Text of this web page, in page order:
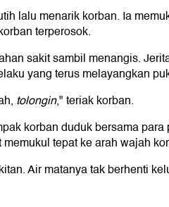
lalu menarik korban. Ia
terperosok.
sakit sambil menangis.
yang terus melayangkan
tolongin," teriak korban.
korban duduk bersama para
tepat ke arah wajah
Air matanya tak berhenti